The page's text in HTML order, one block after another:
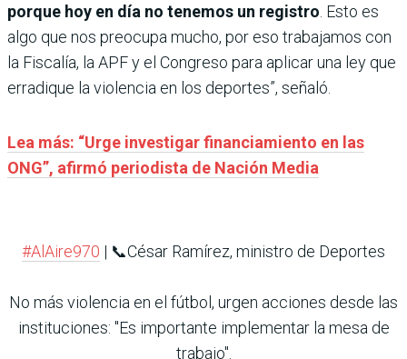
porque hoy en día no tenemos un registro . Esto es
algo que nos preocupa mucho, por eso trabajamos con
la Fiscalía, la APF y el Congreso para aplicar una ley que
erradique la violencia en los deportes”, señaló.
Lea más: “Urge investigar financiamiento en las
ONG”, afirmó periodista de Nación Media
#AlAire970 | 📞César Ramírez, ministro de Deportes
No más violencia en el fútbol, urgen acciones desde las
instituciones: "Es importante implementar la mesa de
trabajo".